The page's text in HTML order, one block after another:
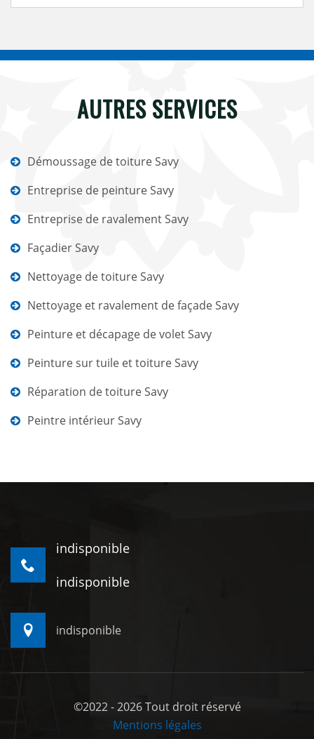
AUTRES SERVICES
Démoussage de toiture Savy
Entreprise de peinture Savy
Entreprise de ravalement Savy
Façadier Savy
Nettoyage de toiture Savy
Nettoyage et ravalement de façade Savy
Peinture et décapage de volet Savy
Peinture sur tuile et toiture Savy
Réparation de toiture Savy
Peintre intérieur Savy
indisponible
indisponible
indisponible
©2022 - 2026 Tout droit réservé
Mentions légales